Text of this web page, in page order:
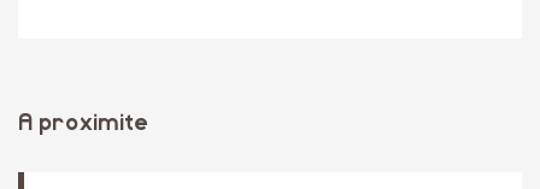
A proximite